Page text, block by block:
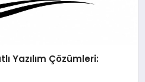
Yazılım Çözümleri: